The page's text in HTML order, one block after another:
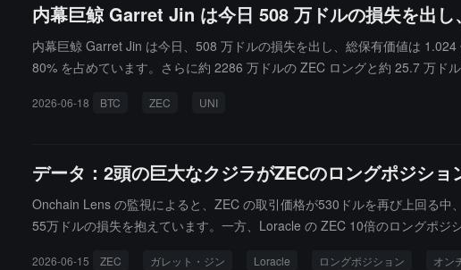
内幕巨鲸 Garret Jin は今日 508 万ドルの損失を出し
内幕巨鲸 Garret Jin は今日、508 万ドルの損失を出し、総保有価値は
80% を占めています。さらに約 2286 万ドルの ZEC ロングと約 25.7 万ド
2026-06-18 BTC ZEC UNI
データ：2頭の巨大なクジラがZECのロングポジシ
Onchain Lens の監視によると、ZEC の取引価格が530ドルを再び上回る
55万ドルの損失を抱えています。一方、Loracle の ZEC 10倍のロングポジ
2026-06-15 ZEC ガレット・ジン Loracle ロングポジション オン